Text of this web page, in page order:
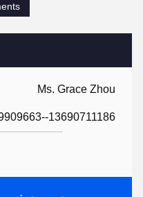
Ms. Grace Zhou
13690711186